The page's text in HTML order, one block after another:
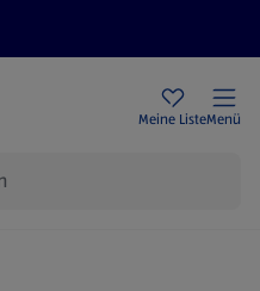
Meine ListeMenü